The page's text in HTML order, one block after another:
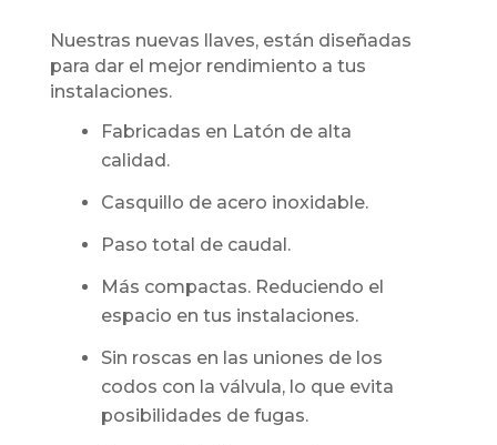
Nuestras nuevas llaves, están diseñadas
para dar el mejor rendimiento a tus
instalaciones.
Fabricadas en Latón de alta
calidad.
Casquillo de acero inoxidable.
Paso total de caudal.
Más compactas. Reduciendo el
espacio en tus instalaciones.
Sin roscas en las uniones de los
codos con la válvula, lo que evita
posibilidades de fugas.